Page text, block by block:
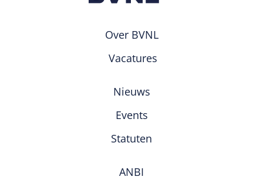
Over BVNL
Vacatures
Nieuws
Events
Statuten
ANBI